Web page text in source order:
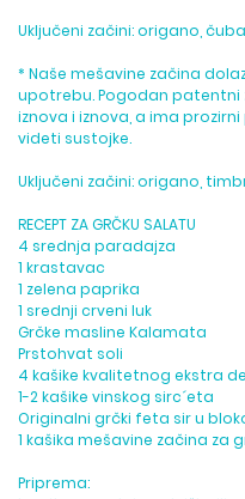
Uključeni začini: origano,
* Naše mešavine začina
upotrebu. Pogodan patentni
iznova i iznova, a ima
videti sustojke.
Uključeni začini: origano,
RECEPT ZA GRČKU SALATU
4 srednja paradajza
1 krastavac
1 zelena paprika
1 srednji crveni luk
Grčke masline Kalamata
Prstohvat soli
4 kašike kvalitetnog ekstra
1-2 kašike vinskog sirc´eta
Originalni grčki feta sir u
1 kašika mešavine začina za
Priprema: